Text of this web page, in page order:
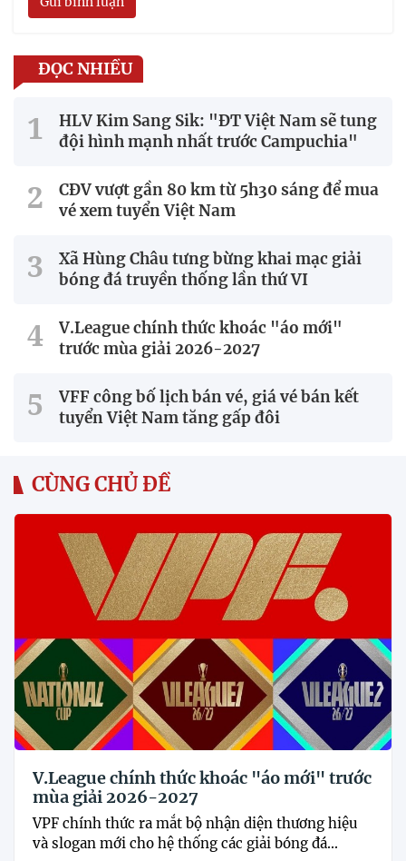
ĐỌC NHIỀU
HLV Kim Sang Sik: "ĐT Việt Nam sẽ tung
đội hình mạnh nhất trước Campuchia"
CĐV vượt gần 80 km từ 5h30 sáng để mua
vé xem tuyển Việt Nam
Xã Hùng Châu tưng bừng khai mạc giải
bóng đá truyền thống lần thứ VI
V.League chính thức khoác "áo mới"
trước mùa giải 2026-2027
VFF công bố lịch bán vé, giá vé bán kết
tuyển Việt Nam tăng gấp đôi
CÙNG CHỦ ĐỀ
V.League chính thức khoác "áo mới" trước
mùa giải 2026-2027
VPF chính thức ra mắt bộ nhận diện thương hiệu
và slogan mới cho hệ thống các giải bóng đá...